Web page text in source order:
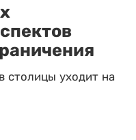
столицы уходит на